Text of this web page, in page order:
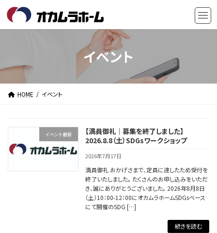
テ
ス
キ
ゲ
ン
に
イベント
HOME イベント
イベント最新
【満員御礼｜募集を終了しました】
2026.8.8（土）SDGsワークショップ
2026年7月17日
満員御礼 おかげさまで、定員に達したため受付を
終了いたしました。 たくさんのお申し込みをいただ
き、誠にありがとうございました。 2026年8月8日
（土）10：00-12：00にオカムラホームSDGsベース
にて開催のSDG […]
続きを読む